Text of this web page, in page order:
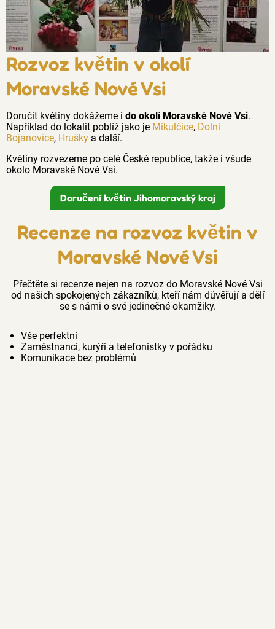
Rozvoz květin v okolí
Moravské Nové Vsi
Doručit květiny dokážeme i do okolí Moravské Nové Vsi.
Například do lokalit poblíž jako je Mikulčice, Dolní
Bojanovice, Hrušky a další.
Květiny rozvezeme po celé České republice, takže i všude
okolo Moravské Nové Vsi.
Doručení květin Jihomoravský kraj
Recenze na rozvoz květin v
Moravské Nové Vsi
Přečtěte si recenze nejen na rozvoz do Moravské Nové Vsi
od našich spokojených zákazníků, kteří nám důvěřují a dělí
se s námi o své jedinečné okamžiky.
Vše perfektní
Zaměstnanci, kurýři a telefonistky v pořádku
Komunikace bez problémů